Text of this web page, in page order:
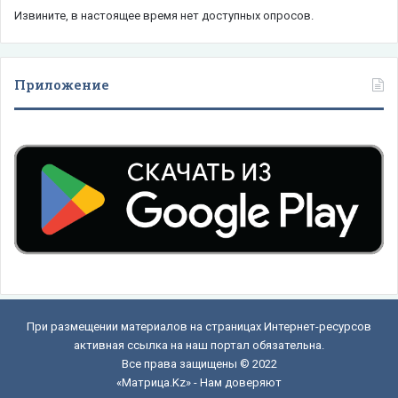
Извините, в настоящее время нет доступных опросов.
Приложение
При размещении материалов на страницах Интернет-ресурсов
активная ссылка на наш портал обязательна.
Все права защищены © 2022
«Матрица.Kz» - Нам доверяют